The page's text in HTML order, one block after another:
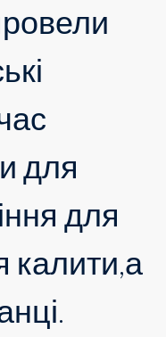
для
для
калити,а